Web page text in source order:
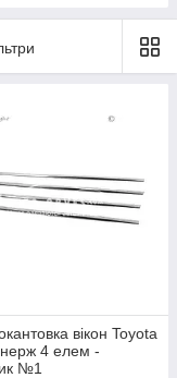
вікон Toyota
4 елем -
№1